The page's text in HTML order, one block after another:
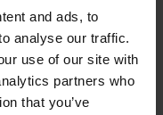
and ads, to
analyse our traffic.
use of our site with
partners who
that you’ve